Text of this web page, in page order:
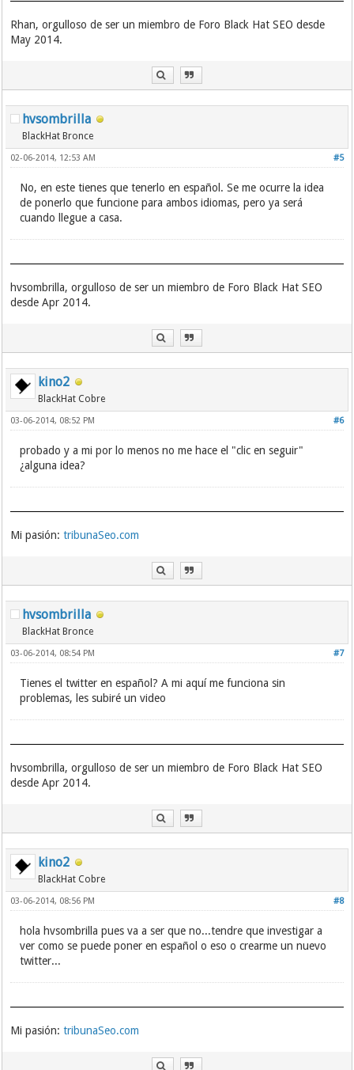
Rhan, orgulloso de ser un miembro de Foro Black Hat SEO desde
May 2014.
hvsombrilla
BlackHat Bronce
#5
02-06-2014, 12:53 AM
No, en este tienes que tenerlo en español. Se me ocurre la idea
de ponerlo que funcione para ambos idiomas, pero ya será
cuando llegue a casa.
hvsombrilla, orgulloso de ser un miembro de Foro Black Hat SEO
desde Apr 2014.
kino2
BlackHat Cobre
#6
03-06-2014, 08:52 PM
probado y a mi por lo menos no me hace el "clic en seguir"
¿alguna idea?
Mi pasión:tribunaSeo.com
hvsombrilla
BlackHat Bronce
#7
03-06-2014, 08:54 PM
Tienes el twitter en español? A mi aquí me funciona sin
problemas, les subiré un video
hvsombrilla, orgulloso de ser un miembro de Foro Black Hat SEO
desde Apr 2014.
kino2
BlackHat Cobre
#8
03-06-2014, 08:56 PM
hola hvsombrilla pues va a ser que no...tendre que investigar a
ver como se puede poner en español o eso o crearme un nuevo
twitter...
Mi pasión:tribunaSeo.com